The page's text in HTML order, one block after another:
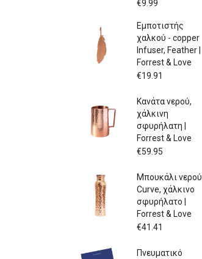
€9.99
Εμποτιστής
χαλκού - copper
Infuser, Feather |
Forrest & Love
€19.91
Κανάτα νερού,
χάλκινη
σφυρήλατη |
Forrest & Love
€59.95
Μπουκάλι νερού
Curve, χάλκινο
σφυρήλατο |
Forrest & Love
€41.41
Πνευματικό